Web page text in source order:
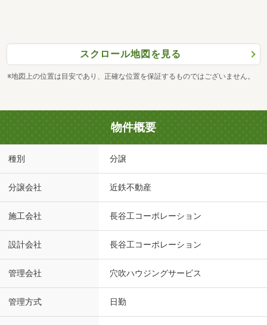
スクロール地図を見る
※地図上の位置は目安であり、正確な位置を保証するものではございません。
物件概要
種別 分譲
分譲会社 近鉄不動産
施工会社 長谷工コーポレーション
設計会社 長谷工コーポレーション
管理会社 穴吹ハウジングサービス
管理方式 日勤